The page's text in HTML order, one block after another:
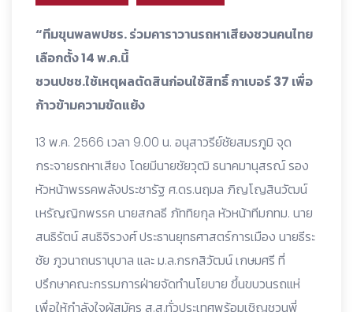
“ทีมขุนพลพปชร. ร่วมคาราวานรถหาเสียงชวนคนไทย
เลือกตั้ง 14 พ.ค.นี้
ชวนปชช.ใช้เหตุผลตัดสินก่อนใช้สิทธิ์ กาเบอร์ 37 เพื่อ
ก้าวข้ามความขัดแย้ง
13 พ.ค. 2566 เวลา 9.00 น. อนุสาวรีย์ชัยสมรภูมิ จุด
กระจายรถหาเสียง โดยมีนายชัยวุฒิ ธนาคมานุสรณ์ รอง
หัวหน้าพรรคพลังประชารัฐ ศ.ดร.นฤมล ภิญโญสินวัฒน์
เหรัญญิกพรรค นายสกลธี ภัททิยกุล หัวหน้าทีมกทม. นาย
สนธิรัตน์ สนธิจิรวงศ์ ประธานยุทธศาสตร์การเมือง นายธีระ
ชัย ภูวนาถนรานุบาล และ ม.ล.กรกสิวัฒน์ เกษมศรี ที่
ปรึกษาคณะกรรมการฝ่ายจัดทำนโยบาย ขึ้นขบวนรถแห่
เพื่อให้กำลังใจผู้สมัคร ส.ส.ทั่วประเทศพร้อมเชิญชวนพี่